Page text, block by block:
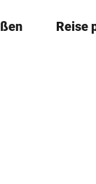
Reise